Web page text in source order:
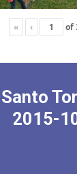
« ‹ of
Santo
2015-